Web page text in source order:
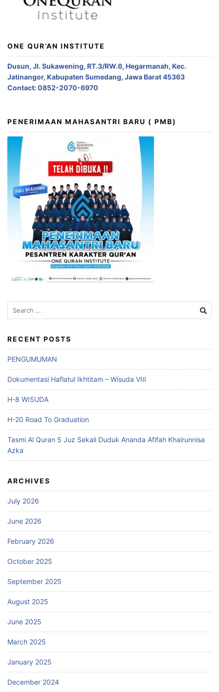
ONE QUR’AN INSTITUTE
Dusun, Jl. Sukawening, RT.3/RW.6, Hegarmanah, Kec.
Jatinangor, Kabupaten Sumedang, Jawa Barat 45363
Contact: 0852-2070-6970
PENERIMAAN MAHASANTRI BARU ( PMB)
Search
for:
RECENT POSTS
PENGUMUMAN
Dokumentasi Haflatul Ikhtitam – Wisuda VIII
H-8 WISUDA
H-20 Road To Graduation
Tasmi Al Quran 5 Juz Sekali Duduk Ananda Afifah Khairunnisa
Azka
ARCHIVES
July 2026
June 2026
February 2026
October 2025
September 2025
August 2025
June 2025
March 2025
January 2025
December 2024